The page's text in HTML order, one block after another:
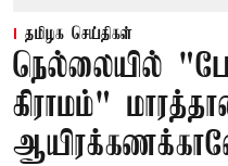
தமிழக செய்திகள்
நெல்லையில்
கிராமம்"